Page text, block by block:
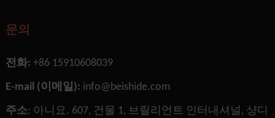
문의
전화: +86 15910608039
E-mail (이메일): info@beishide.com
주소: 아니요. 607, 건물 1, 브릴리언트 인터내셔널, 샹디